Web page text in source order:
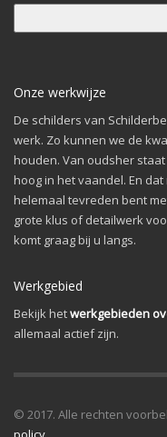
Onze werkwijze
De schilders van
werk. Zo kunnen we de
houden. Van oudsher
hoog in het vaandel. En
helemaal tevreden bent
grote klus of detailwerk
komt graag bij u langs.
Werkgebied
Bekijk hetwerkgebieden
allemaal actief zijn.
© 2017. Alle rechten